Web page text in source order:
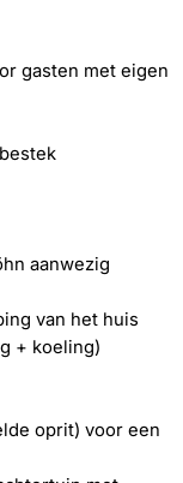
gasten met eigen
aanwezig
van het huis
+ koeling)
oprit) voor een